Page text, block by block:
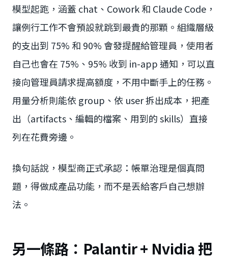
模型起跑，涵蓋 chat、Cowork 和 Claude Code，
讓例行工作不會預設就跳到最貴的那顆。組織層級
的支出到 75% 和 90% 會發提醒給管理員，使用者
自己也會在 75%、95% 收到 in-app 通知，可以直
接向管理員請求提高額度，不用中斷手上的任務。
用量分析則能依 group、依 user 拆出成本，把產
出（artifacts、編輯的檔案、用到的 skills）直接
列在花費旁邊。
換句話說，模型商正式承認：帳單治理是個真問
題，得做成產品功能，而不是丟給客戶自己想辦
法。
另一條路：Palantir + Nvidia 把